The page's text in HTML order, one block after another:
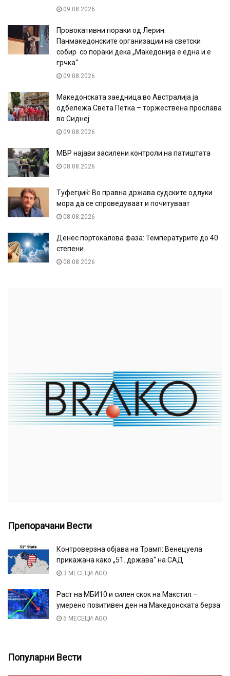
09.08.2026
Провокативни пораки од Лерин:
Панмакедонските организации на светски
собир со пораки дека „Македонија е една и е
грчка“
09.08.2026
Македонската заедница во Австралија ја
одбележа Света Петка – торжествена прослава
во Сиднеј
09.08.2026
МВР најави засилени контроли на патиштата
08.08.2026
Туфегџиќ: Во правна држава судските одлуки
мора да се спроведуваат и почитуваат
08.08.2026
Денес портокалова фаза: Температурите до 40
степени
08.08.2026
Препорачани Вести
Контроверзна објава на Трамп: Венецуела
прикажана како „51. држава“ на САД
3 МЕСЕЦИ AGO
Раст на МБИ10 и силен скок на Макстил –
умерено позитивен ден на Македонската берза
5 МЕСЕЦИ AGO
Популарни Вести